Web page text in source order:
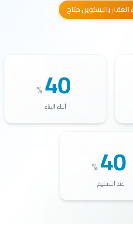
بالبيتكوين متاح
40
%
أثناء البناء
40
%
عند التسليم